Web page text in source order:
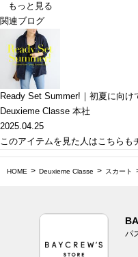
もっと見る
関連ブログ
Ready Set Summer!｜初夏に向け
Deuxieme Classe 本社
2025.04.25
このアイテムを見た人はこちらも
HOME Deuxieme Classe スカート
パ